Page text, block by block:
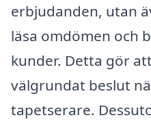
erbjudanden, utan
läsa omdömen och
kunder. Detta gör
välgrundat beslut
tapetserare.